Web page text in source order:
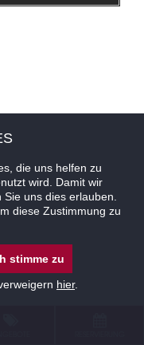
die uns helfen zu
wird. Damit wir
uns dies erlauben.
diese Zustimmung zu
stimme zu
hier.